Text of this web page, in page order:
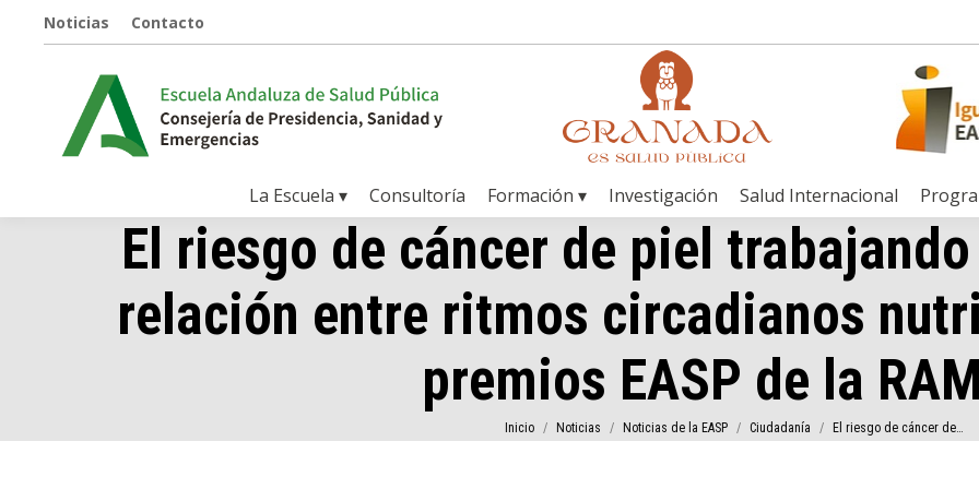
Noticias Contacto
La Escuela ▾ Consultoría Formación ▾ Investigación Salud Internacional
El riesgo de cáncer de piel
relación entre ritmos circadianos
premios EASP de la
Estás aquí:
Inicio Noticias Noticias de la EASP Ciudadanía El riesgo de cáncer de…